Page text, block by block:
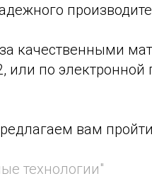
качественными
или по электронной
вам пройти
технологии"